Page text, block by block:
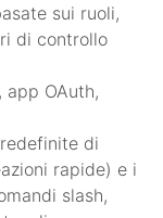
sui ruoli,
di controllo
app OAuth,
di
rapide) e i
slash,